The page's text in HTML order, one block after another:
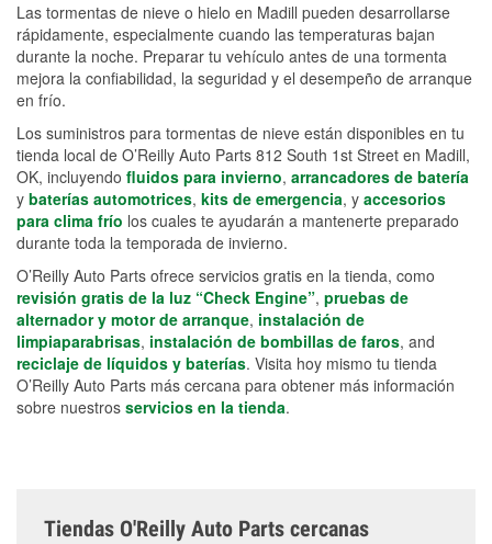
Las tormentas de nieve o hielo en Madill pueden desarrollarse
rápidamente, especialmente cuando las temperaturas bajan
durante la noche. Preparar tu vehículo antes de una tormenta
mejora la confiabilidad, la seguridad y el desempeño de arranque
en frío.
Los suministros para tormentas de nieve están disponibles en tu
tienda local de O’Reilly Auto Parts 812 South 1st Street en Madill,
OK, incluyendo fluidos para invierno, arrancadores de batería
y baterías automotrices, kits de emergencia, y accesorios
para clima frío los cuales te ayudarán a mantenerte preparado
durante toda la temporada de invierno.
O’Reilly Auto Parts ofrece servicios gratis en la tienda, como
revisión gratis de la luz “Check Engine”, pruebas de
alternador y motor de arranque, instalación de
limpiaparabrisas, instalación de bombillas de faros, and
reciclaje de líquidos y baterías. Visita hoy mismo tu tienda
O’Reilly Auto Parts más cercana para obtener más información
sobre nuestros servicios en la tienda.
Tiendas O'Reilly Auto Parts cercanas